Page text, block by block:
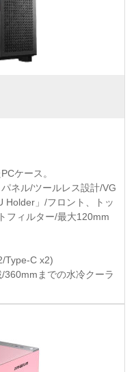
ケース。
ネル/ツールレス設計/VG
Holder」/フロント、トッ
フィルター/最大120mm
Type-C x2)
までの水冷クーラ